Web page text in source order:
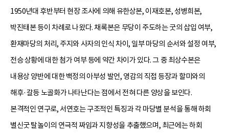
1950년대 후반부터 현장 조사에 의해 유한상본, 이재호본, 성병희본,
박진태본 등이 차례로 나왔다. 채록본은 무당이 주도하는 굿의 삽입 여부,
환재마당의 처리, 주지와 사자의 인식 차이, 일부 마당의 순서와 설정 여부,
전승 상황에 대한 첨가 여부 등에 약간 차이가 있다. 그 중 최상수본은
내용상 양반에 대한 백정의 아부성 발언, 영감의 직접 등장과 할미와의
해후·갈등 노골화가 나타난다는 점에서 전혀 다른 양상을 보인다.
본격적인 연구로, 서연호는 구조적인 특징과 각 마당별 분석을 통해 하회
별신굿 탈놀이의 연극적 짜임과 지향성을 추출했으며, 최근에는 하회